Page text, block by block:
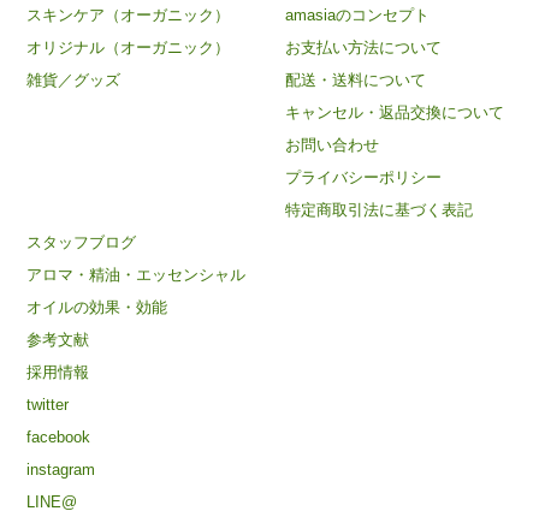
スキンケア（オーガニック）
オリジナル（オーガニック）
雑貨／グッズ
amasiaのコンセプト
お支払い方法について
配送・送料について
キャンセル・返品交換について
お問い合わせ
プライバシーポリシー
特定商取引法に基づく表記
スタッフブログ
アロマ・精油・エッセンシャル
オイルの効果・効能
参考文献
採用情報
twitter
facebook
instagram
LINE@
amasiaの最新記事とお得情報をお届け
スタッフブログの更新情報や、オーガニックコスメのお得な情報をメ
ールでお届けします。